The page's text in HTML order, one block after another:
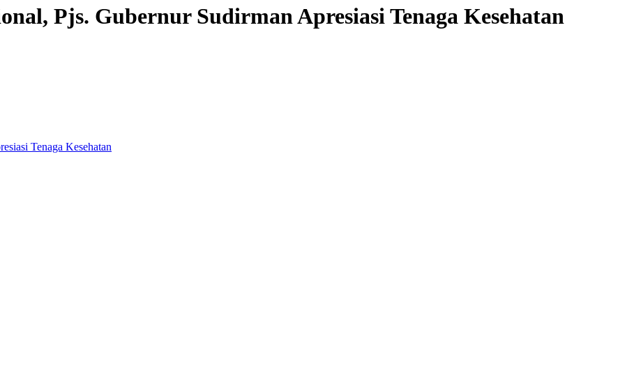
Pjs. Gubernur Sudirman Apresiasi Tenaga Kesehatan